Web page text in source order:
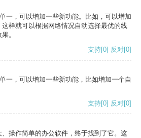
一，可以增加一些新功能。比如，可以增加
样就可以根据网络情况自动选择最优的线
。
支持[0] 反对[0]
一，可以增加一些新功能，比如增加一个自
支持[0] 反对[0]
操作简单的办公软件，终于找到了它。这